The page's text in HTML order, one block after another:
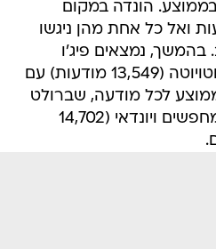
הונדה במקום
13,821 מודעות ואל כל אחת מהן ניגשו
רכב. בהמשך, נמצאים פיג'ו
(10,151 מודעות מכירה) וטויוטה (13,549 מודעות) עם
לכל מודעה, שברולט
(7,692 מודעות) עם 67 מחפשים ויונדאי (14,702